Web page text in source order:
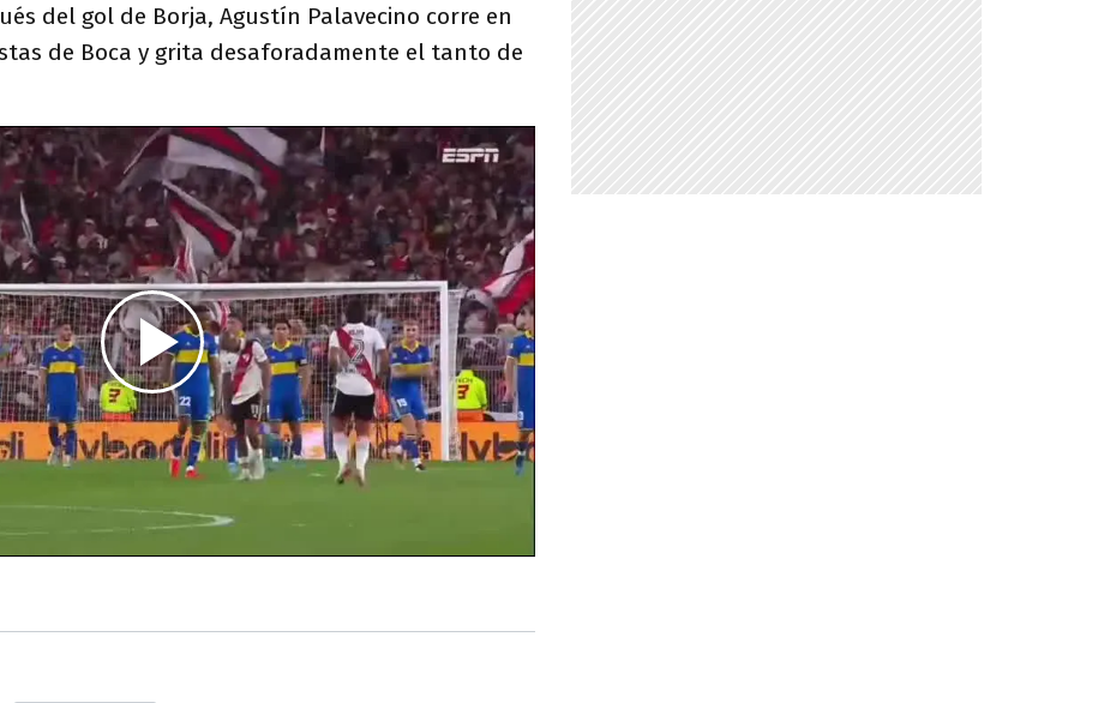
del gol de Borja, Agustín Palavecino corre en
de Boca y grita desaforadamente el tanto de